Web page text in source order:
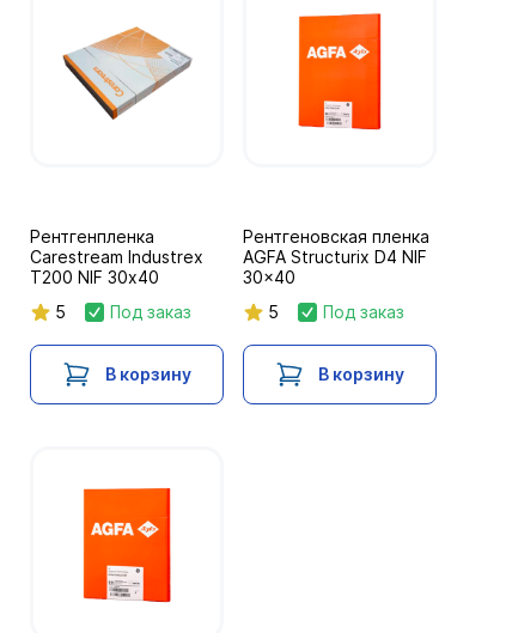
Рентгенпленка
Carestream Industrex
T200 NIF 30х40
5
Под заказ
В корзину
Рентгеновская пленка
AGFA Structurix D4 NIF
30x40
5
Под заказ
В корзину